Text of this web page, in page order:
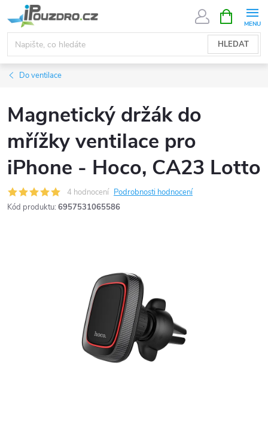
na
obsah
HLEDAT
NÁKUPNÍ
KOŠÍK
Do ventilace
Magnetický držák do
mřížky ventilace pro
iPhone - Hoco, CA23 Lotto
4 hodnocení Podrobnosti hodnocení
Kód produktu: 6957531065586